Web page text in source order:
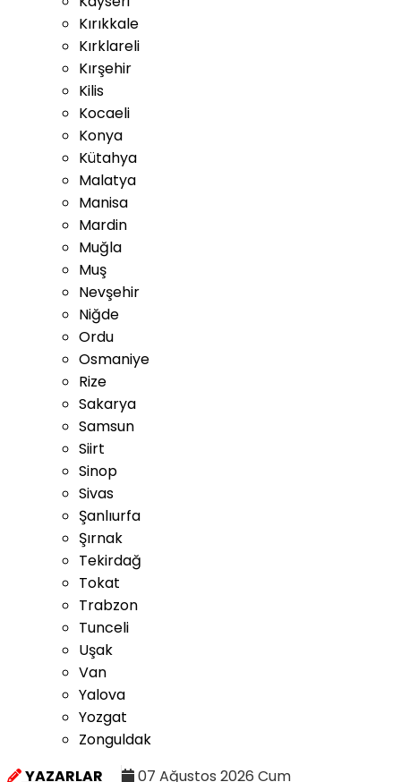
Kırıkkale
Kırklareli
Kırşehir
Kilis
Kocaeli
Konya
Kütahya
Malatya
Manisa
Mardin
Muğla
Muş
Nevşehir
Niğde
Ordu
Osmaniye
Rize
Sakarya
Samsun
Siirt
Sinop
Sivas
Şanlıurfa
Şırnak
Tekirdağ
Tokat
Trabzon
Tunceli
Uşak
Van
Yalova
Yozgat
Zonguldak
YAZARLAR
07 Ağustos 2026 Cum